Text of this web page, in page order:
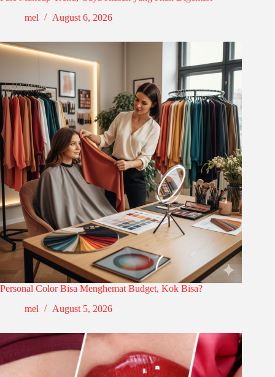
mel
August 6, 2026
Personal Color Bisa Menghemat Budget, Kok Bisa?
mel
August 5, 2026